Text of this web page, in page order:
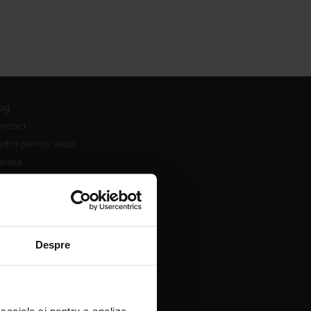
Despre
pentru viitor
Str. Monetăriei nr. 8, Sector 1, București
0374 415 744